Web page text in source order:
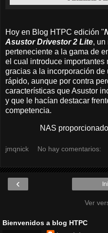
Hoy en Blog HTPC edición "
Asustor Drivestor 2 Lite, un
perteneciente a la gama de
el cual introduce importantes
gracias a la incorporación de
rápido, aunque por contra
características que Asustor
y que le hacían destacar
competencia.
NAS
jmqnick No hay comentarios:
‹
Ver
Bienvenidos a blog HTPC